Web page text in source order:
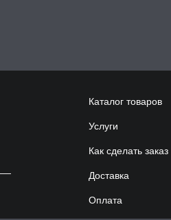
Каталог товаров
Услуги
Как сделать заказ
Доставка
Оплата